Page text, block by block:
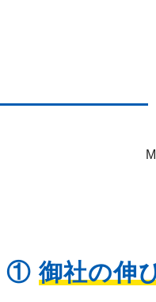
① 御社の伸